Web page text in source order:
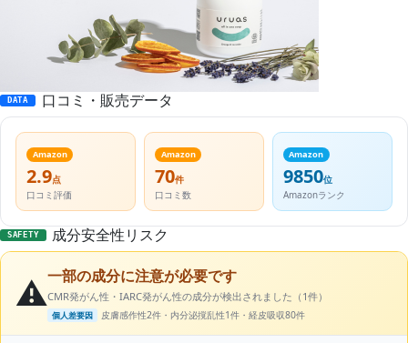
DATA 口コミ・販売データ
Amazon
2.9点
口コミ評価
Amazon
70件
口コミ数
Amazon
9850位
Amazonランク
SAFETY 成分安全性リスク
⚠️一部の成分に注意が必要です
CMR発がん性・IARC発がん性の成分が検出されました（1件）
個人差要因 皮膚感作性2件・内分泌撹乱性1件・経皮吸収80件